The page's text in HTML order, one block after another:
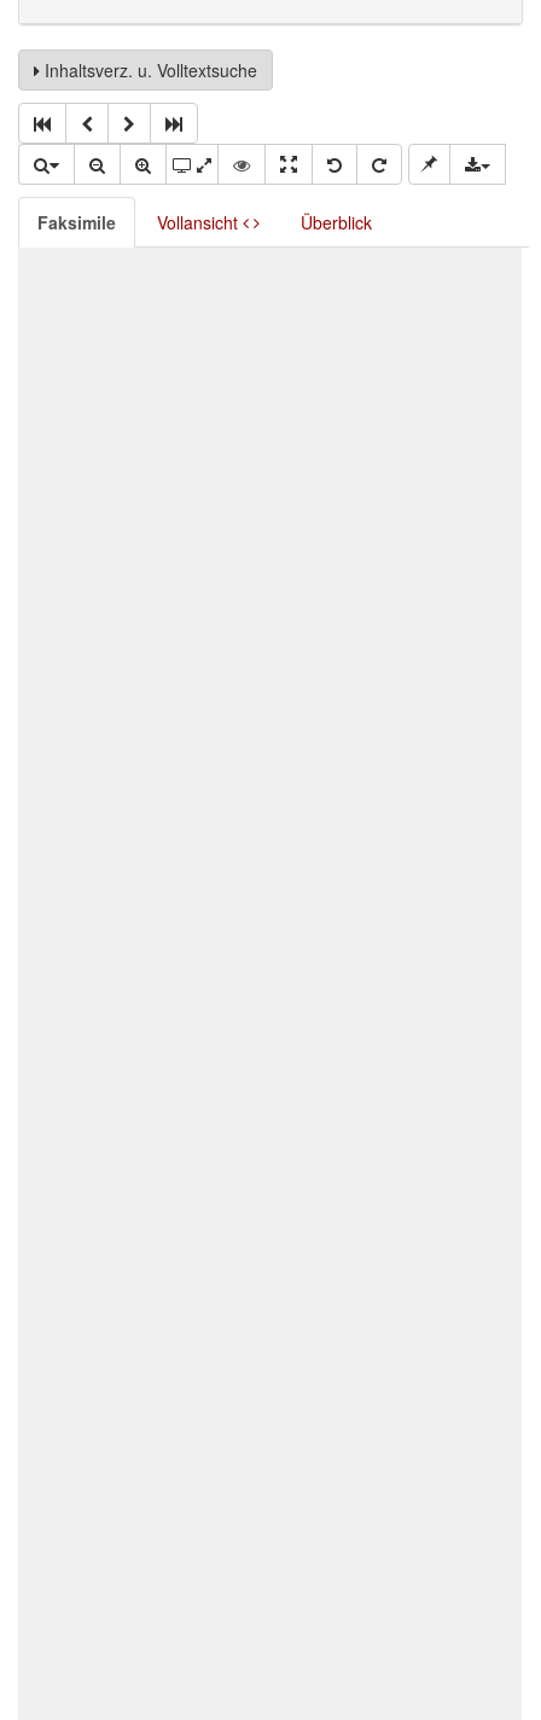
Inhaltsverz. u. Volltextsuche
Faksimile Vollansicht Überblick